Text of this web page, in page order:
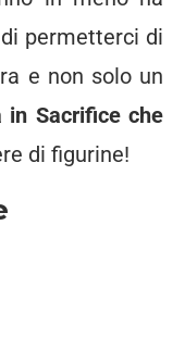
permetterci di
e non solo un
in Sacrifice che
di figurine!